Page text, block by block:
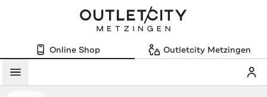
Online Shop Outletcity Metzingen
Menü